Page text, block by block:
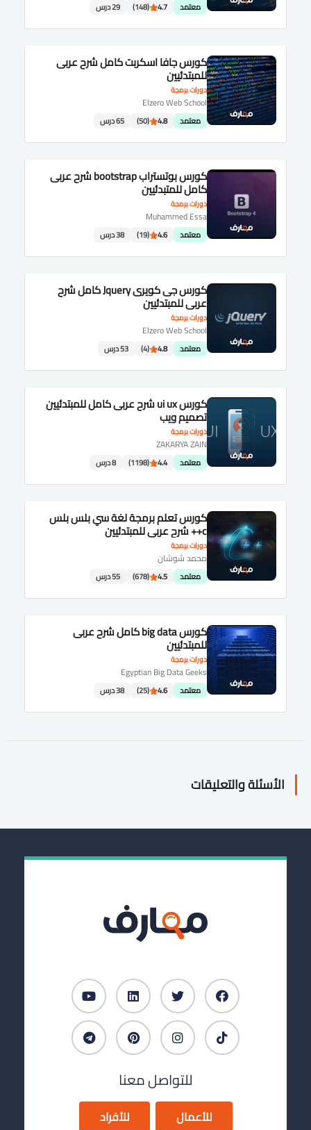
معتمد 4.7
(148) 29 درس
دورات برمجة
كورس جافا اسكربت كامل شرح عربى
للمبتدئيين
Elzero Web School
معتمد 4.8
(50) 65 درس
دورات برمجة
كورس بوتستراب bootstrap شرح عربى
كامل للمتبدئيين
Muhammed Essa
معتمد 4.6
(19) 38 درس
دورات برمجة
كورس جى كويرى Jquery كامل شرح
عربى للمبتدئيين
Elzero Web School
معتمد 4.8
(4) 53 درس
دورات برمجة
كورس ui ux شرح عربى كامل للمبتدئيين
تصميم ويب
ZAKARYA ZAIN
معتمد 4.4
(1198) 8 درس
دورات برمجة
كورس تعلم برمجة لغة سي بلس بلس
c++ شرح عربى للمبتدئيين
محمد شوشان
معتمد 4.5
(678) 55 درس
دورات برمجة
كورس big data كامل شرح عربى
للمبتدئيين
Egyptian Big Data Geeks
معتمد 4.6
(25) 38 درس
الأسئلة والتعليقات
للتواصل معنا
للأعمال للأفراد